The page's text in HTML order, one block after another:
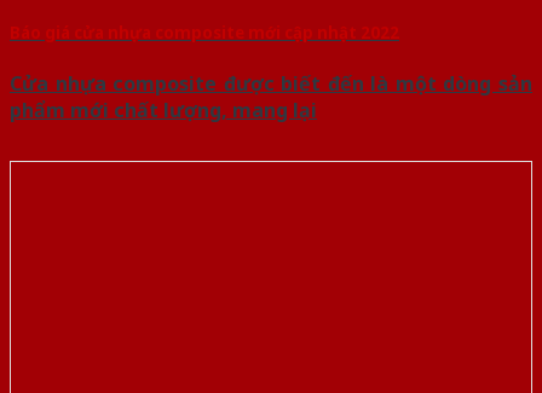
Báo giá cửa nhựa composite mới cập nhật 2022
Cửa nhựa composite được biết đến là một dòng sản
phẩm mới chất lượng, mang lại